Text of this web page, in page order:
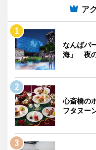
ア
なんばパ
海」 夜
心斎橋の
フタヌー